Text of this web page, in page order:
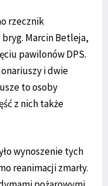
rzecznik
Marcin Betleja,
pawilonów DPS.
i dwie
to osoby
z nich także
wynoszenie tych
reanimacji zmarły.